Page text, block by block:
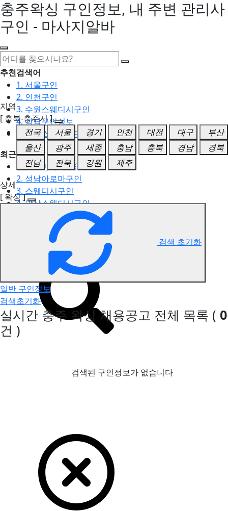
충주왁싱 구인정보, 내 주변 관리사
구인 - 마사지알바
추천검색어
1. 서울구인
2. 인천구인
3. 수원스웨디시구인
4. 강남구인정보
5. 동탄스웨디시구인
최근검색어
1. 일산마사지구인
2. 성남아로마구인
3. 스웨디시구인
4. 안산스웨디시구인
5. 아로마구인
충주 왁싱 구인정보
지역
[ 충북-충주시 ]
전국
서울 경기 인천 대전 대구
부산
울산
광주 세종 충남 충북 경남
경북
전남
전북 강원
제주
상세
[ 왁싱 ]
검색 초기화
일반 구인정보
검색초기화
실시간 충주 왁싱 채용공고 전체 목록 ( 0
건 )
검색된 구인정보가 없습니다